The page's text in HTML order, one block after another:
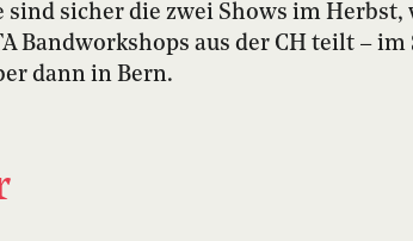
sicher die zwei Shows im Herbst,
Bandworkshops aus der CH teilt – im
dann in Bern.